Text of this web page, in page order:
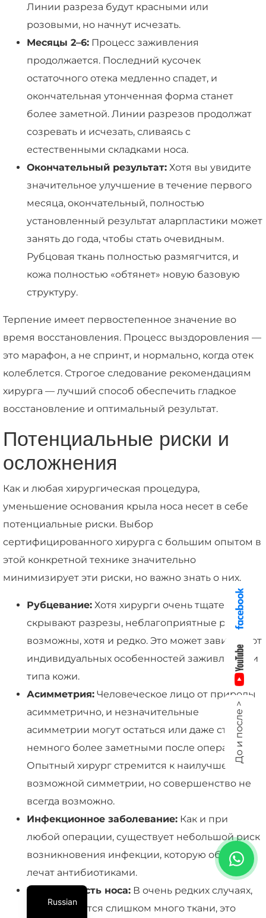
Линии разреза будут красными или
розовыми, но начнут исчезать.
Месяцы 2–6: Процесс заживления
продолжается. Последний кусочек
остаточного отека медленно спадет, и
окончательная утонченная форма станет
более заметной. Линии разрезов продолжат
созревать и исчезать, сливаясь с
естественными складками носа.
Окончательный результат: Хотя вы увидите
значительное улучшение в течение первого
месяца, окончательный, полностью
установленный результат аларпластики может
занять до года, чтобы стать очевидным.
Рубцовая ткань полностью размягчится, и
кожа полностью «обтянет» новую базовую
структуру.
Терпение имеет первостепенное значение во
время восстановления. Процесс выздоровления —
это марафон, а не спринт, и нормально, когда отек
колеблется. Строгое следование рекомендациям
хирурга — лучший способ обеспечить гладкое
восстановление и оптимальный результат.
Потенциальные риски и
осложнения
Как и любая хирургическая процедура,
уменьшение основания крыла носа несет в себе
потенциальные риски. Выбор
сертифицированного хирурга с большим опытом в
этой конкретной технике значительно
минимизирует эти риски, но важно знать о них.
Рубцевание: Хотя хирурги очень тщательно
скрывают разрезы, неблагоприятные рубцы
возможны, хотя и редко. Это может зависеть от
индивидуальных особенностей заживления и
типа кожи.
Асимметрия: Человеческое лицо от природы
асимметрично, и незначительные
асимметрии могут остаться или даже стать
немного более заметными после операции.
Опытный хирург стремится к наилучшей
возможной симметрии, но совершенство не
всегда возможно.
Инфекционное заболевание: Как и при
любой операции, существует небольшой риск
возникновения инфекции, которую обычно
лечат антибиотиками.
Заложенность носа: В очень редких случаях,
если удаляется слишком много ткани, это
До и после >
Russian